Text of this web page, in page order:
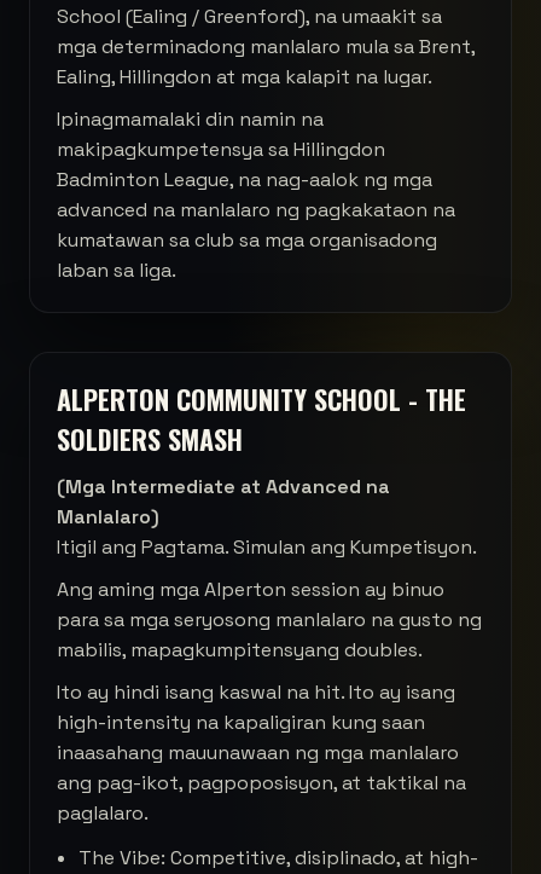
School (Ealing / Greenford), na umaakit sa
mga determinadong manlalaro mula sa Brent,
Ealing, Hillingdon at mga kalapit na lugar.
Ipinagmamalaki din namin na
makipagkumpetensya sa Hillingdon
Badminton League, na nag-aalok ng mga
advanced na manlalaro ng pagkakataon na
kumatawan sa club sa mga organisadong
laban sa liga.
ALPERTON COMMUNITY SCHOOL - THE
SOLDIERS SMASH
(Mga Intermediate at Advanced na
Manlalaro)
Itigil ang Pagtama. Simulan ang Kumpetisyon.
Ang aming mga Alperton session ay binuo
para sa mga seryosong manlalaro na gusto ng
mabilis, mapagkumpitensyang doubles.
Ito ay hindi isang kaswal na hit. Ito ay isang
high-intensity na kapaligiran kung saan
inaasahang mauunawaan ng mga manlalaro
ang pag-ikot, pagpoposisyon, at taktikal na
paglalaro.
The Vibe: Competitive, disiplinado, at high-